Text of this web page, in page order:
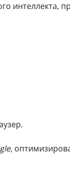
интеллекта,
,